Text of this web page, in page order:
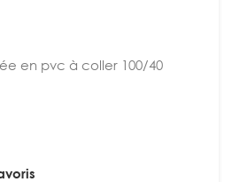
en pvc à coller 100/40